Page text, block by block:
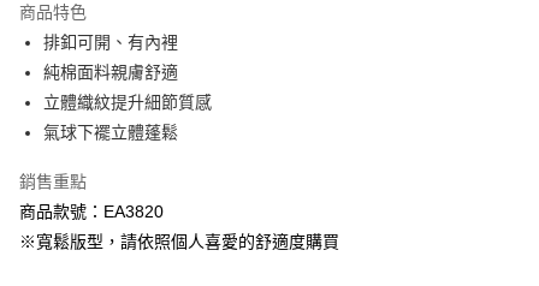
付款後萊爾富取貨
每筆NT$60，滿NT$1,000(含以上)免運費
7-11取貨付款
每筆NT$60，滿NT$1,000(含以上)免運費
付款後7-11取貨
每筆NT$60，滿NT$1,000(含以上)免運費
商品特色
排釦可開、有內裡
純棉面料親膚舒適
立體織紋提升細節質感
氣球下襬立體蓬鬆
銷售重點
商品款號：EA3820
※寬鬆版型，請依照個人喜愛的舒適度購買